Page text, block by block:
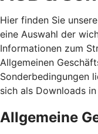
Hier finden Sie
eine Auswahl der
Informationen zum
Allgemeinen
Sonderbedingungen
sich als Downloads
Allgemeine